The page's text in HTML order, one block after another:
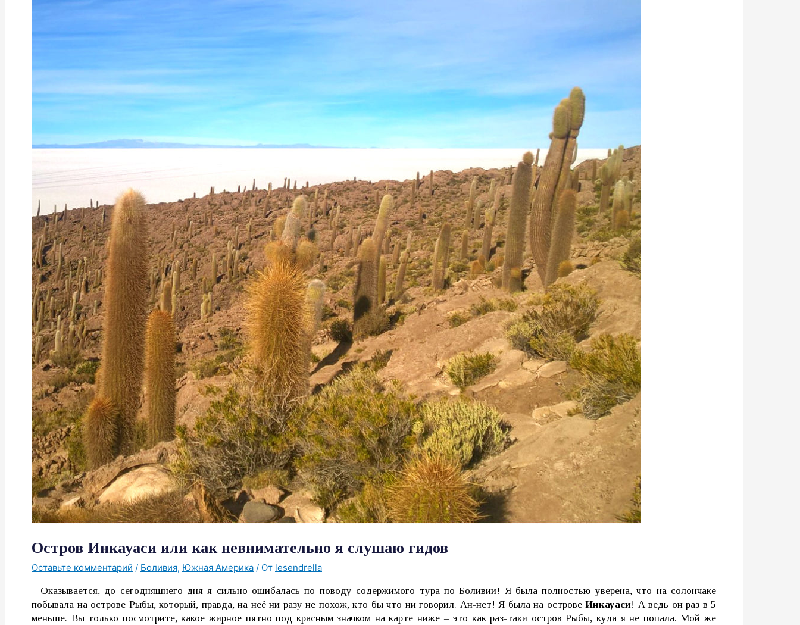
Остров Инкауаси или как невнимательно я слушаю гидов
Оставьте комментарий / Боливия, Южная Америка / От lesendrella
Оказывается, до сегодняшнего дня я сильно ошибалась по поводу содержимого тура по Боливии! Я была полностью уверена, что на солончаке
побывала на острове Рыбы, который, правда, на неё ни разу не похож, кто бы что ни говорил. Ан-нет! Я была на острове Инкауаси! А ведь он раз в 5
меньше. Вы только посмотрите, какое жирное пятно под красным значком на карте ниже – это как раз-таки остров Рыбы, куда я не попала. Мой же